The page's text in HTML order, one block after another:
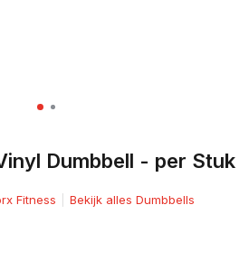
Dumbbell - per Stuk
Fitness Bekijk alles Dumbbells